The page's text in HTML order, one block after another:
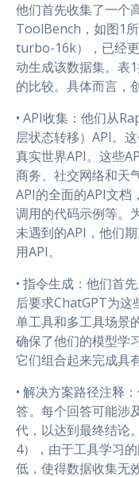
他们首先收集了一个
ToolBench，如图1
turbo-16k），已经
动生成该数据集。表
的比较。具体而言，
• API收集：他们从
层状态转移）API。
真实世界API。这些
商务、社交网络和天
API的全面的API文档
调用的代码示例等。
未遇到的API，他们
用API。
• 指令生成：他们首
后要求ChatGPT为这
单工具和多工具场景
确保了他们的模型学
它们组合起来完成具
• 解决方案路径注释
答。每个回答可能涉
代，以达到最终结论
4），由于工具学习
低，使得数据收集无